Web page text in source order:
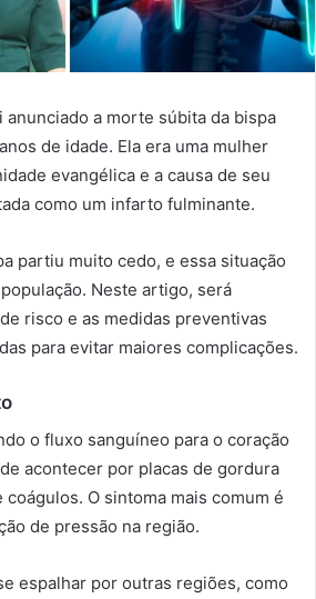
a morte súbita da bispa
de idade. Ela era uma mulher
evangélica e a causa de seu
como um infarto fulminante.
partiu muito cedo, e essa situação
Neste artigo, será
risco e as medidas preventivas
para evitar maiores complicações.
o fluxo sanguíneo para o coração
acontecer por placas de gordura
O sintoma mais comum é
de pressão na região.
espalhar por outras regiões, como